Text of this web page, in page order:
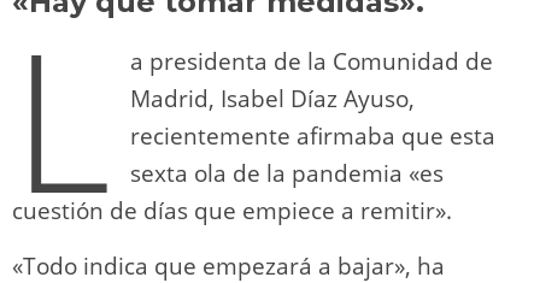
L
a presidenta de la Comunidad de
Madrid, Isabel Díaz Ayuso,
recientemente afirmaba que esta
sexta ola de la pandemia «es
cuestión de días que empiece a remitir».
«Todo indica que empezará a bajar», ha